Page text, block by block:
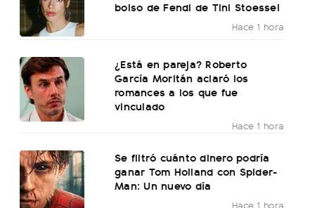
bolso de Fendi de Tini Stoessel
Hace 1 hora
¿Está en pareja? Roberto
García Moritán aclaró los
romances a los que fue
vinculado
Hace 1 hora
Se filtró cuánto dinero podría
ganar Tom Holland con Spider-
Man: Un nuevo día
Hace 1 hora